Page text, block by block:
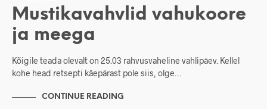
Mustikavahvlid vahukoore
ja meega
Kõigile teada olevalt on 25.03 rahvusvaheline vahlipäev. Kellel
kohe head retsepti käepärast pole siis, olge…
CONTINUE READING